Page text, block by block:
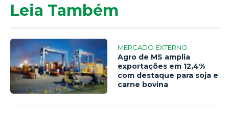
Leia Também
MERCADO EXTERNO
Agro de MS amplia
exportações em 12,4%
com destaque para soja e
carne bovina